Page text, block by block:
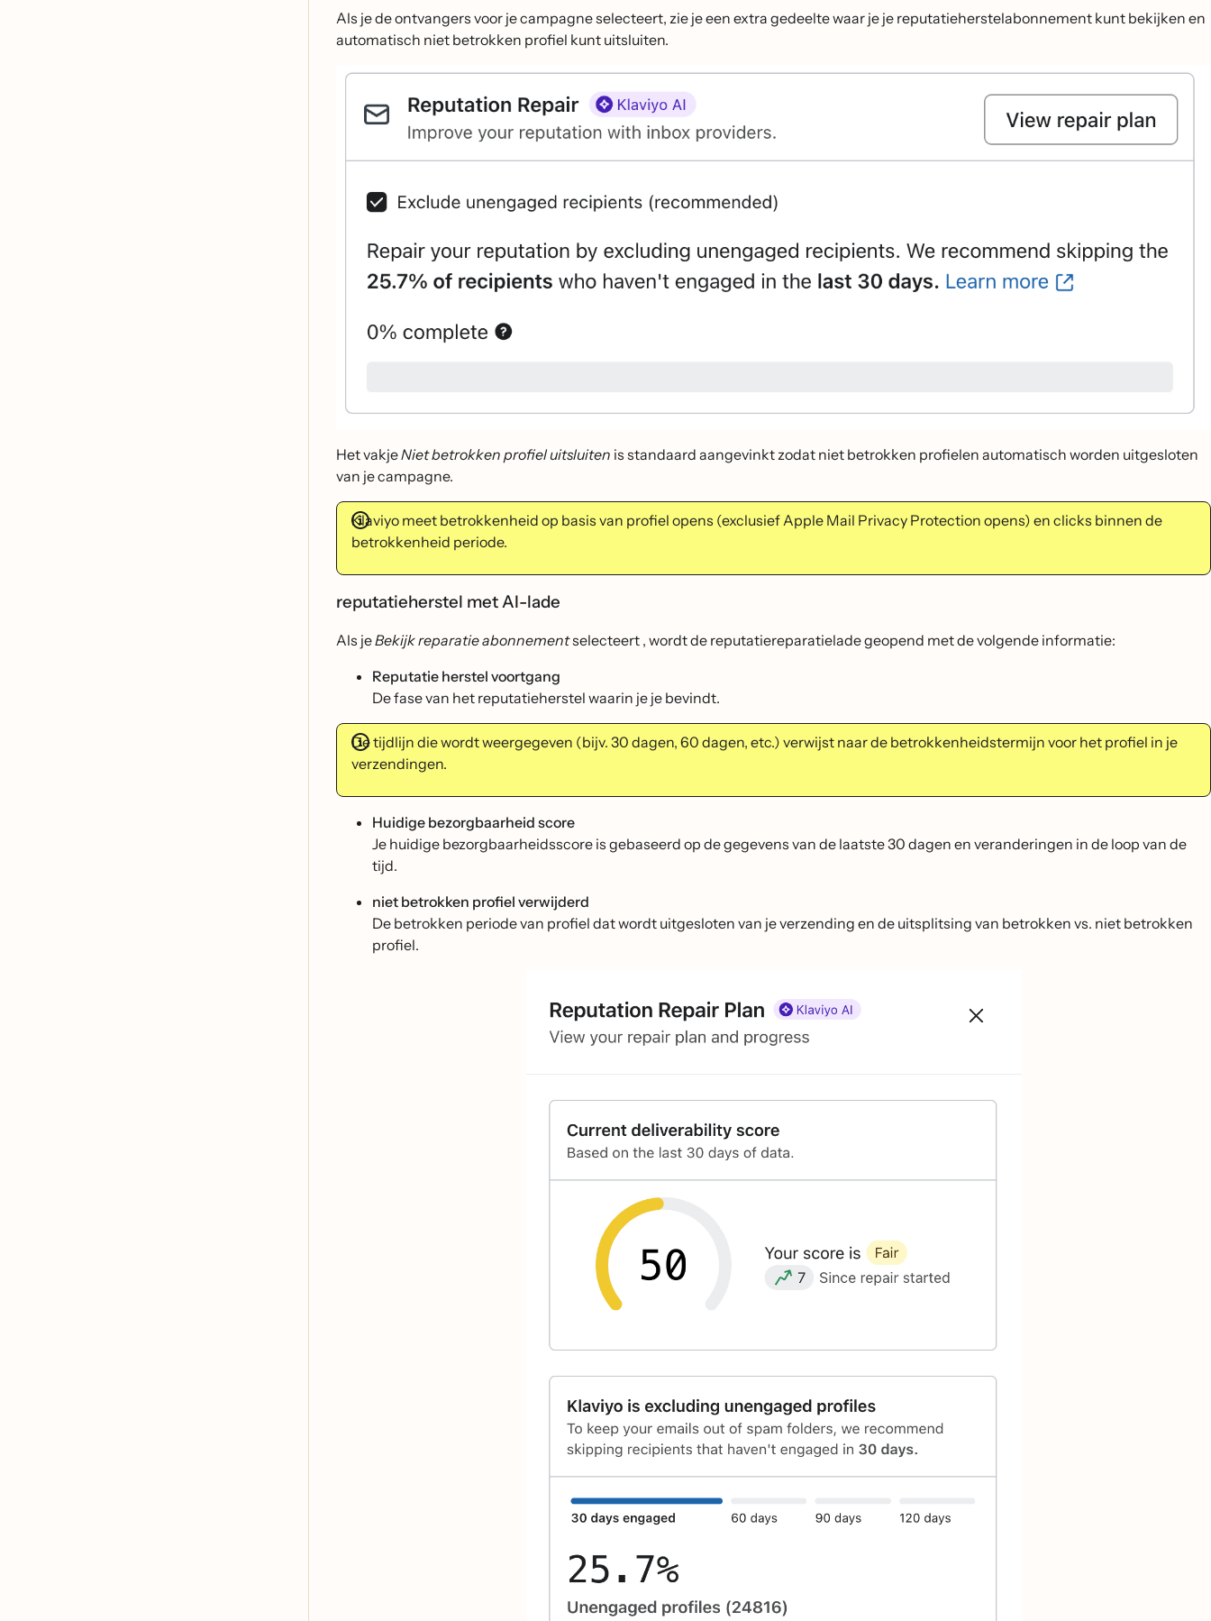
Als je de ontvangers voor je campagne selecteert, zie je een extra gedeelte waar je je reputatieherstelabonnement kunt bekijken en
automatisch niet betrokken profiel kunt uitsluiten.
Het vakjeNiet betrokken profiel uitsluiten is standaard aangevinkt zodat niet betrokken profielen automatisch worden uitgesloten
van je campagne.
Klaviyo meet betrokkenheid op basis van profiel opens (exclusief Apple Mail Privacy Protection opens) en clicks binnen de
betrokkenheid periode.
reputatieherstel met AI-lade
Als jeBekijk reparatie abonnementselecteert , wordt de reputatiereparatielade geopend met de volgende informatie:
Reputatie herstel voortgang
De fase van het reputatieherstel waarin je je bevindt.
De tijdlijn die wordt weergegeven (bijv. 30 dagen, 60 dagen, etc.) verwijst naar de betrokkenheidstermijn voor het profiel in je
verzendingen.
Huidige bezorgbaarheid score
Je huidige bezorgbaarheidsscore is gebaseerd op de gegevens van de laatste 30 dagen en veranderingen in de loop van de
tijd.
niet betrokken profiel verwijderd
De betrokken periode van profiel dat wordt uitgesloten van je verzending en de uitsplitsing van betrokken vs. niet betrokken
profiel.